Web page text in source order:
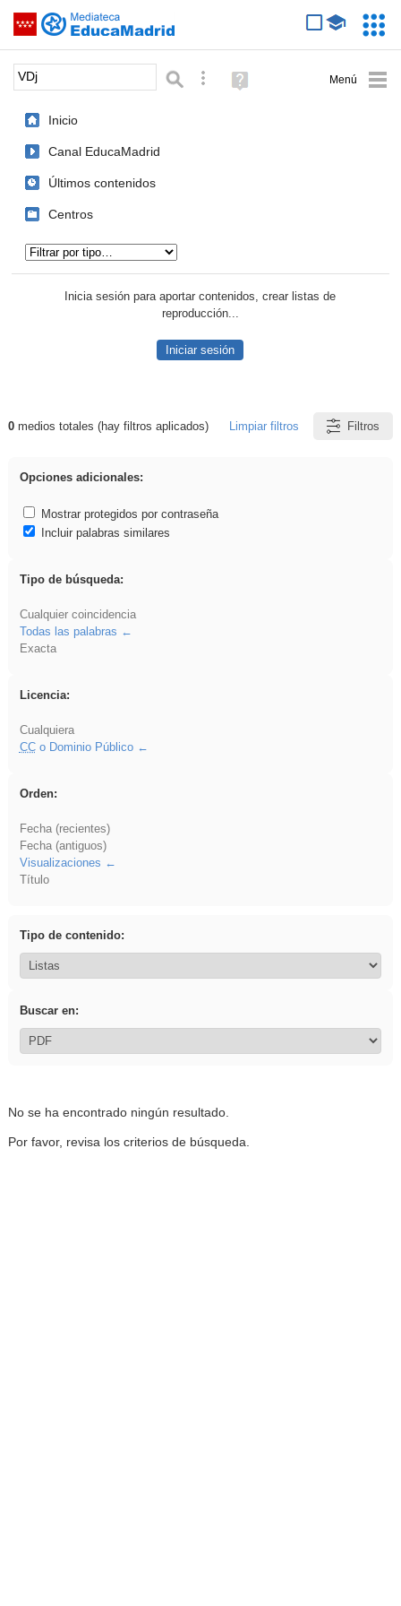
Saltar navegación
Palabra o frase: Búsqueda avanzada
Ayuda
(en
Inicio
Canal EducaMadrid
Últimos contenidos
Centros
Inicia sesión para aportar contenidos, crear listas de
reproducción...
Iniciar sesión
Resultados de: VDj
0medios totales (hay filtros aplicados) Limpiar filtros Filtros
Opciones adicionales:
Mostrar protegidos por contraseña
Incluir palabras similares
Tipo de búsqueda:
Cualquier coincidencia
Todas las palabras
Exacta
Licencia:
Cualquiera
CCo Dominio Público
Orden:
Fecha (recientes)
Fecha (antiguos)
Visualizaciones
Título
Tipo de contenido:
Buscar en:
No se ha encontrado ningún resultado.
Por favor, revisa los criterios de búsqueda.